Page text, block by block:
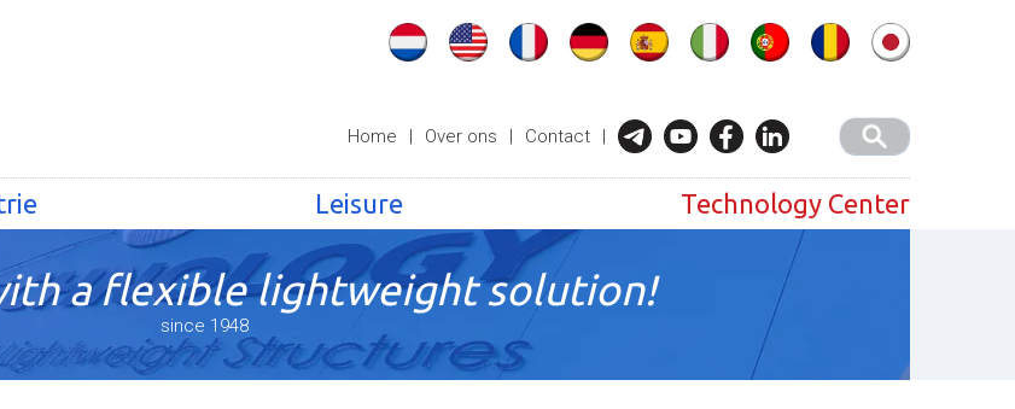
Home | Over ons | Contact |
Leisure Technology Center
a flexible lightweight solution!
since 1948